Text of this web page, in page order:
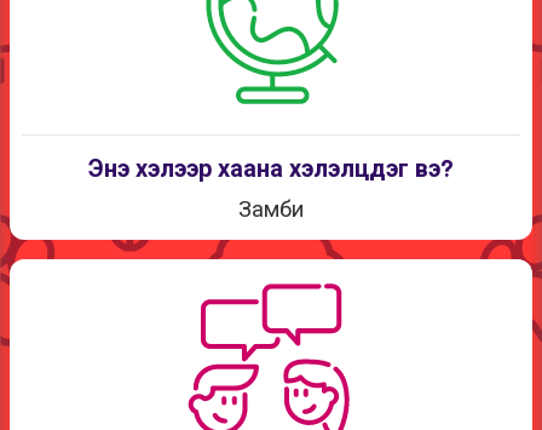
Энэ хэлээр хаана хэлэлцдэг вэ?
Замби